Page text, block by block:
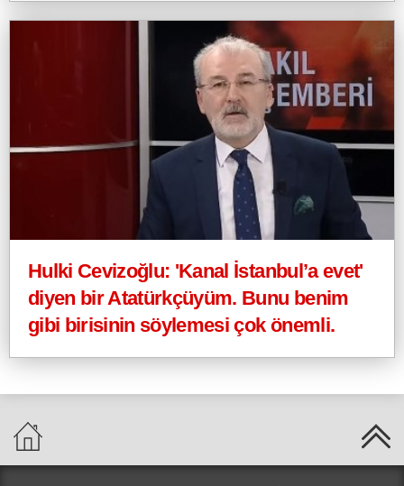
Hulki Cevizoğlu: 'Kanal İstanbul’a evet'
diyen bir Atatürkçüyüm. Bunu benim
gibi birisinin söylemesi çok önemli.